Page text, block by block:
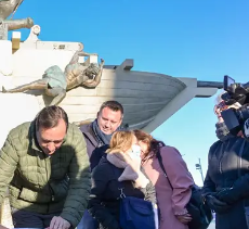
esta medida, según la
atenuantes:
con la investigación,
irreprochable , al no
penales previos.